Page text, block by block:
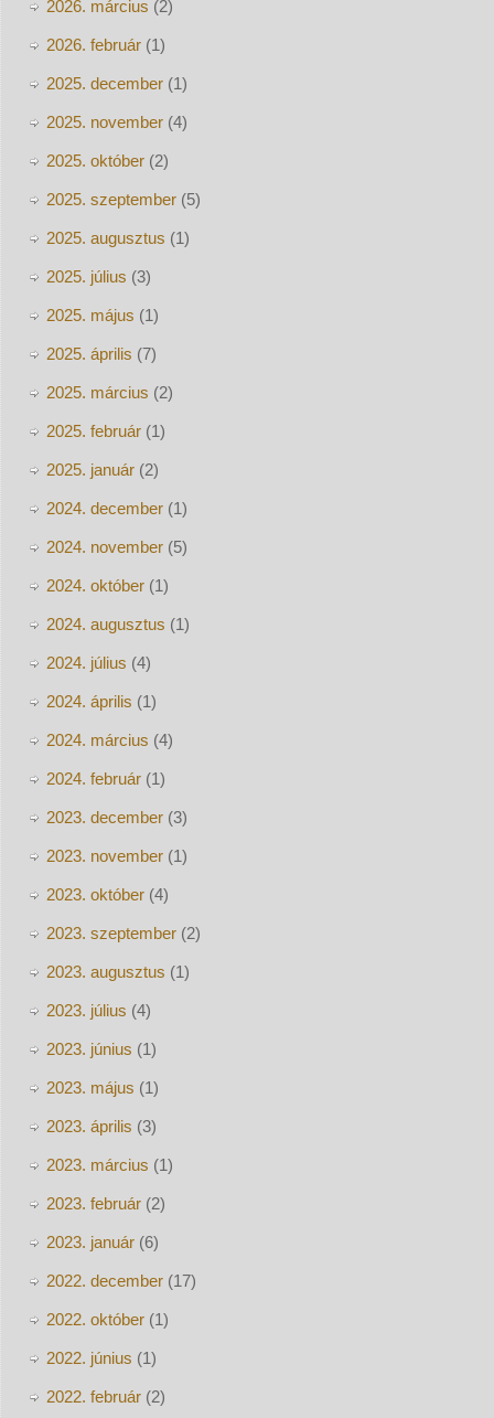
2026. március (2)
2026. február(1)
2025. december(1)
2025. november(4)
2025. október(2)
2025. szeptember(5)
2025. augusztus (1)
2025. július (3)
2025. május (1)
2025. április (7)
2025. március (2)
2025. február(1)
2025. január(2)
2024. december(1)
2024. november(5)
2024. október(1)
2024. augusztus (1)
2024. július (4)
2024. április (1)
2024. március (4)
2024. február(1)
2023. december(3)
2023. november(1)
2023. október(4)
2023. szeptember(2)
2023. augusztus (1)
2023. július (4)
2023. június (1)
2023. május (1)
2023. április (3)
2023. március (1)
2023. február(2)
2023. január(6)
2022. december(17)
2022. október(1)
2022. június (1)
2022. február(2)